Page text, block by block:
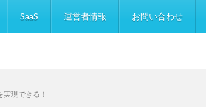
SaaS 運営者情報 お問い合わせ
現できる！